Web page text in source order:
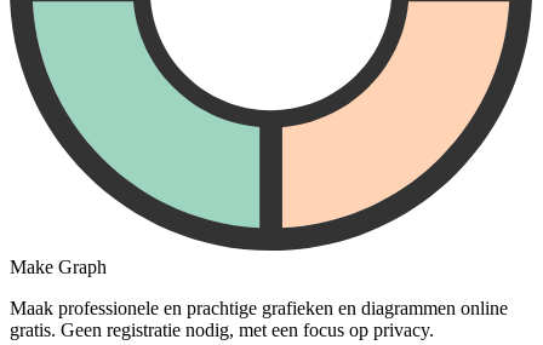
Make Graph
Maak professionele en prachtige grafieken en diagrammen online
gratis. Geen registratie nodig, met een focus op privacy.